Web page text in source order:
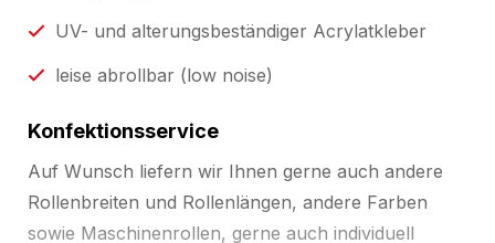
UV- und alterungsbeständiger Acrylatkleber
leise abrollbar (low noise)
Konfektionsservice
Auf Wunsch liefern wir Ihnen gerne auch andere
Rollenbreiten und Rollenlängen, andere Farben
sowie Maschinenrollen, gerne auch individuell